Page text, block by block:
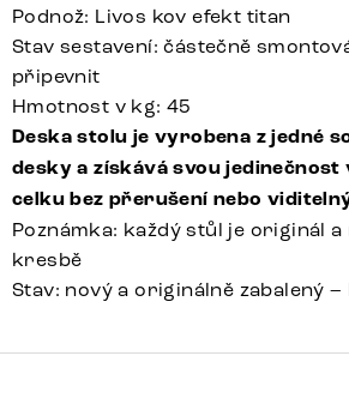
Podnož: Livos kov efekt titan
Stav sestavení: částečně
připevnit
Hmotnost v kg: 45
Deska stolu je vyrobena z jedné
desky a získává svou jedinečnost
celku bez přerušení nebo
Poznámka: každý stůl je originál a
kresbě
Stav: nový a originálně zabalený